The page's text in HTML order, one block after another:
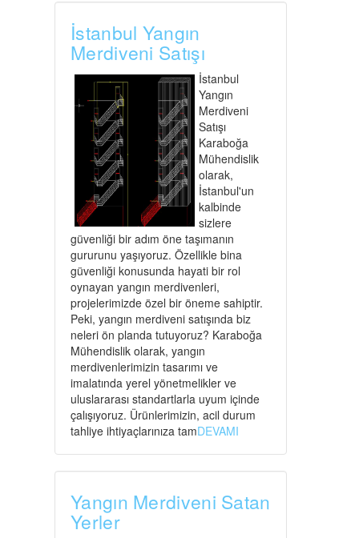
İstanbul Yangın
Merdiveni Satışı
İstanbul
Yangın
Merdiveni
Satışı
Karaboğa
Mühendislik
olarak,
İstanbul'un
kalbinde
sizlere
güvenliği bir adım öne taşımanın
gururunu yaşıyoruz. Özellikle bina
güvenliği konusunda hayati bir rol
oynayan yangın merdivenleri,
projelerimizde özel bir öneme sahiptir.
Peki, yangın merdiveni satışında biz
neleri ön planda tutuyoruz? Karaboğa
Mühendislik olarak, yangın
merdivenlerimizin tasarımı ve
imalatında yerel yönetmelikler ve
uluslararası standartlarla uyum içinde
çalışıyoruz. Ürünlerimizin, acil durum
tahliye ihtiyaçlarınıza tamDEVAMI
Yangın Merdiveni Satan
Yerler